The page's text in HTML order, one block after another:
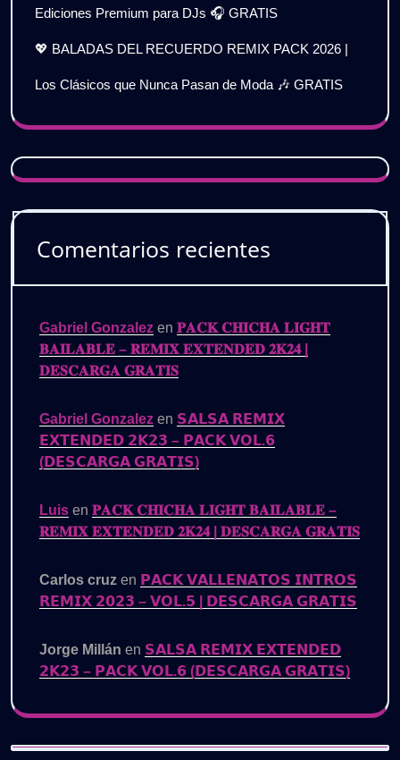
Ediciones Premium para DJs 🎧 GRATIS
💖 BALADAS DEL RECUERDO REMIX PACK 2026 |
Los Clásicos que Nunca Pasan de Moda 🎶 GRATIS
Comentarios recientes
Gabriel Gonzalez en 𝐏𝐀𝐂𝐊 𝐂𝐇𝐈𝐂𝐇𝐀 𝐋𝐈𝐆𝐇𝐓
𝐁𝐀𝐈𝐋𝐀𝐁𝐋𝐄 – 𝐑𝐄𝐌𝐈𝐗 𝐄𝐗𝐓𝐄𝐍𝐃𝐄𝐃 𝟐𝐊𝟐𝟒 |
𝐃𝐄𝐒𝐂𝐀𝐑𝐆𝐀 𝐆𝐑𝐀𝐓𝐈𝐒
Gabriel Gonzalez en 𝗦𝗔𝗟𝗦𝗔 𝗥𝗘𝗠𝗜𝗫
𝗘𝗫𝗧𝗘𝗡𝗗𝗘𝗗 𝟮𝗞𝟮𝟯 – 𝗣𝗔𝗖𝗞 𝗩𝗢𝗟.𝟲
(𝗗𝗘𝗦𝗖𝗔𝗥𝗚𝗔 𝗚𝗥𝗔𝗧𝗜𝗦)
Luis en 𝐏𝐀𝐂𝐊 𝐂𝐇𝐈𝐂𝐇𝐀 𝐋𝐈𝐆𝐇𝐓 𝐁𝐀𝐈𝐋𝐀𝐁𝐋𝐄 –
𝐑𝐄𝐌𝐈𝐗 𝐄𝐗𝐓𝐄𝐍𝐃𝐄𝐃 𝟐𝐊𝟐𝟒 | 𝐃𝐄𝐒𝐂𝐀𝐑𝐆𝐀 𝐆𝐑𝐀𝐓𝐈𝐒
Carlos cruz en 𝗣𝗔𝗖𝗞 𝗩𝗔𝗟𝗟𝗘𝗡𝗔𝗧𝗢𝗦 𝗜𝗡𝗧𝗥𝗢𝗦
𝗥𝗘𝗠𝗜𝗫 𝟮𝟬𝟮𝟯 – 𝗩𝗢𝗟.𝟱 | 𝗗𝗘𝗦𝗖𝗔𝗥𝗚𝗔 𝗚𝗥𝗔𝗧𝗜𝗦
Jorge Millán en 𝗦𝗔𝗟𝗦𝗔 𝗥𝗘𝗠𝗜𝗫 𝗘𝗫𝗧𝗘𝗡𝗗𝗘𝗗
𝟮𝗞𝟮𝟯 – 𝗣𝗔𝗖𝗞 𝗩𝗢𝗟.𝟲 (𝗗𝗘𝗦𝗖𝗔𝗥𝗚𝗔 𝗚𝗥𝗔𝗧𝗜𝗦)